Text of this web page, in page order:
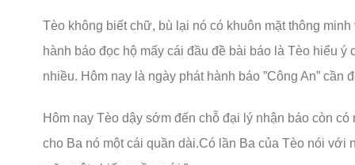
Tèo không biết chữ, bù lại nó có khuôn mặt thông
hành báo đọc hộ mấy cái đầu đề bài báo là Tèo hiểu
nhiều. Hôm nay là ngày phát hành báo ”Công An” cần
Hôm nay Tèo dậy sớm đến chỗ đại lý nhận báo còn
cho Ba nó một cái quần dài.Có lần Ba của Tèo nói